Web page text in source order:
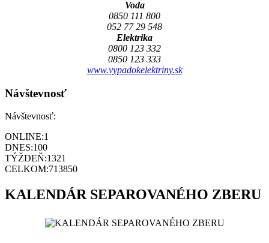
Voda
0850 111 800
052 77 29 548
Elektrika
0800 123 332
0850 123 333
www.vypadokelektriny.sk
Návštevnosť
Návštevnosť:
ONLINE:1
DNES:100
TÝŽDEŇ:1321
CELKOM:713850
KALENDÁR SEPAROVANÉHO ZBERU